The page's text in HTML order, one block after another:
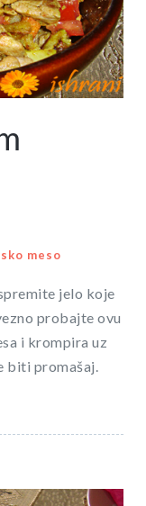
meso
jelo koje
probajte ovu
i krompira uz
biti promašaj.